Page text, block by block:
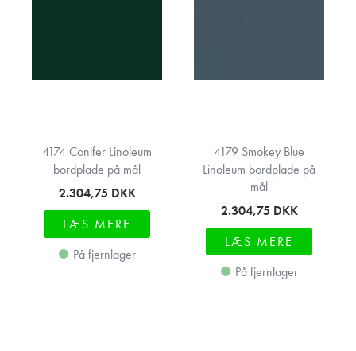
4174 Conifer Linoleum
bordplade på mål
2.304,75 DKK
LÆS MERE
På fjernlager
4179 Smokey Blue
Linoleum bordplade på
mål
2.304,75 DKK
LÆS MERE
På fjernlager